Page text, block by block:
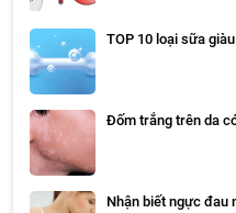
TOP 10 loại sữa
Đốm trắng trên da
Nhận biết ngực đau